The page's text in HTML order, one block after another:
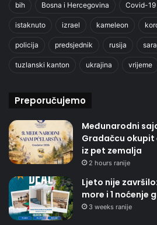
bih Bosna i Hercegovina Covid-19
istaknuto izrael kameleon
policija predsjednik rusija
tuzlanski kanton ukrajina vrijeme
Preporučujemo
Međunarodni
Gradačcu okupit
iz pet zemalja
2 hours ranije
Ljeto nije
more i 1 noćenje
3 weeks ranije